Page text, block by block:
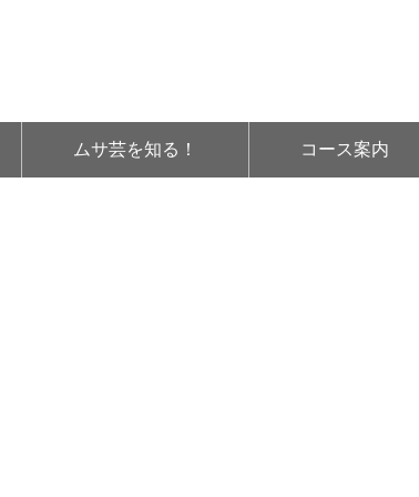
ムサ芸を知る！ コース案内